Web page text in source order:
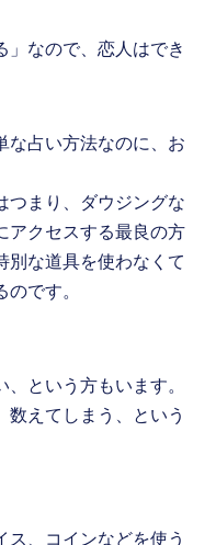
」なので、恋人はでき
な占い方法なのに、お
つまり、ダウジングな
アクセスする最良の方
別な道具を使わなくて
です。
という方もいます。
数えてしまう、という
ス、コインなどを使う